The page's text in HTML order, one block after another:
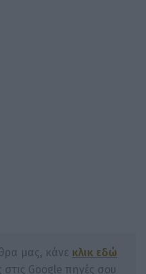
μας, κάνε κλικ εδώ
Google πηγές σου